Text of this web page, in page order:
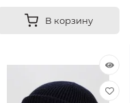
В корзину